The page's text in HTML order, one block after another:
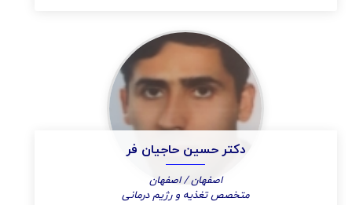
دکتر حسین حاجیان فر
اصفهان / اصفهان
متخصص تغذیه و رژیم درمانی